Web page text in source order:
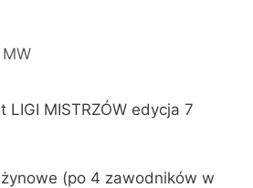
MW
LIGI MISTRZÓW edycja 7
(po 4 zawodników w